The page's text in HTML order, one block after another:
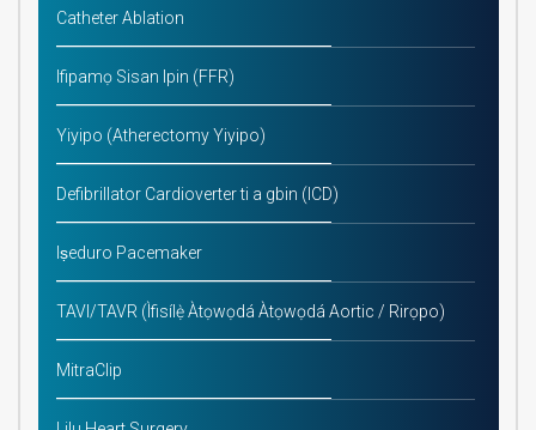
Catheter Ablation
Ifipamọ Sisan Ipin (FFR)
Yiyipo (Atherectomy Yiyipo)
Defibrillator Cardioverter ti a gbin (ICD)
Iṣeduro Pacemaker
TAVI/TAVR (Ìfisílẹ̀ Àtọwọdá Àtọwọdá Aortic / Rirọpo)
MitraClip